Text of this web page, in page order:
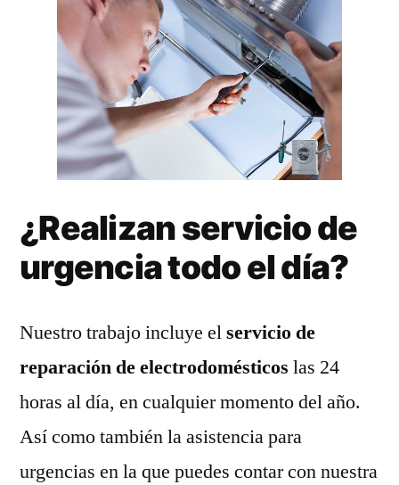
¿Realizan servicio de
urgencia todo el día?
Nuestro trabajo incluye elservicio de
reparación de electrodomésticos las 24
horas al día, en cualquier momento del año.
Así como también la asistencia para
urgencias en la que puedes contar con nuestra